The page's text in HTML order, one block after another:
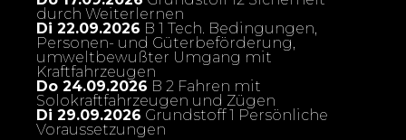
durch Weiterlernen
Di 22.09.2026 B 1 Tech. Bedingungen,
Personen- und Güterbeförderung,
umweltbewußter Umgang mit
Kraftfahrzeugen
Do 24.09.2026 B 2 Fahren mit
Solokraftfahrzeugen und Zügen
Di 29.09.2026 Grundstoff 1 Persönliche
Voraussetzungen